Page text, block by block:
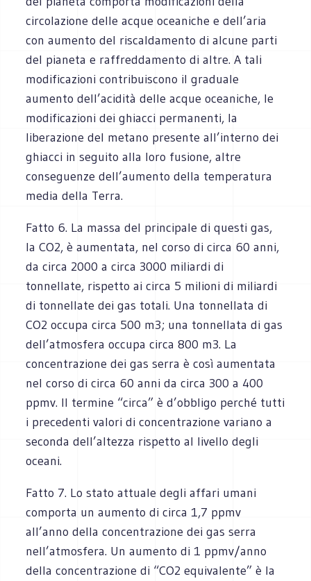
circolazione delle acque oceaniche e dell’aria
con aumento del riscaldamento di alcune parti
del pianeta e raffreddamento di altre. A tali
modificazioni contribuiscono il graduale
aumento dell’acidità delle acque oceaniche, le
modificazioni dei ghiacci permanenti, la
liberazione del metano presente all’interno dei
ghiacci in seguito alla loro fusione, altre
conseguenze dell’aumento della temperatura
media della Terra.
Fatto 6. La massa del principale di questi gas,
la CO2, è aumentata, nel corso di circa 60 anni,
da circa 2000 a circa 3000 miliardi di
tonnellate, rispetto ai circa 5 milioni di miliardi
di tonnellate dei gas totali. Una tonnellata di
CO2 occupa circa 500 m3; una tonnellata di gas
dell’atmosfera occupa circa 800 m3. La
concentrazione dei gas serra è così aumentata
nel corso di circa 60 anni da circa 300 a 400
ppmv. Il termine “circa” è d’obbligo perché tutti
i precedenti valori di concentrazione variano a
seconda dell’altezza rispetto al livello degli
oceani.
Fatto 7. Lo stato attuale degli affari umani
comporta un aumento di circa 1,7 ppmv
all’anno della concentrazione dei gas serra
nell’atmosfera. Un aumento di 1 ppmv/anno
della concentrazione di “CO2 equivalente” è la